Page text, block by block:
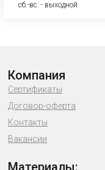
сб.-вс. - выходной
Компания
Сертификаты
Договор-оферта
Контакты
Вакансии
Материалы: